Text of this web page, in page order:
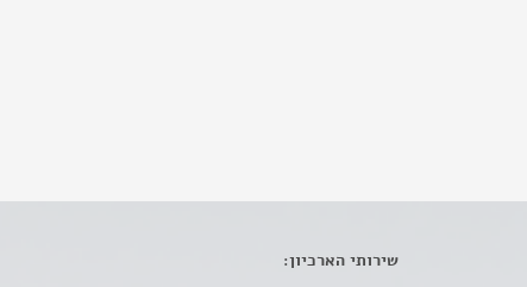
שירותי הארכיון: